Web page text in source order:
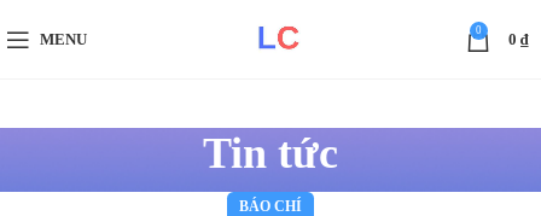
MENU
0
0 ₫
Tin tức
BÁO CHÍ